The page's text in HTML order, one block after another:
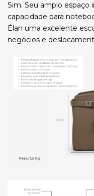
Sim. Seu amplo
capacidade para
Élan uma excelente
negócios e